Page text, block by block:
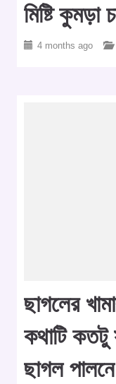
মিষ্টি কুমড়া
4 months ago
ছাগলের
কথাটি
ছাগল